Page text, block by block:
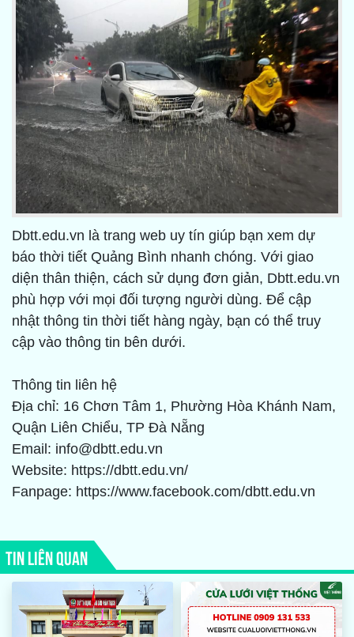
Dbtt.edu.vn là trang web uy tín giúp bạn xem dự
báo thời tiết Quảng Bình nhanh chóng. Với giao
diện thân thiện, cách sử dụng đơn giản, Dbtt.edu.vn
phù hợp với mọi đối tượng người dùng. Để cập
nhật thông tin thời tiết hàng ngày, bạn có thể truy
cập vào thông tin bên dưới.
Thông tin liên hệ
Địa chỉ: 16 Chơn Tâm 1, Phường Hòa Khánh Nam,
Quận Liên Chiểu, TP Đà Nẵng
Email: info@dbtt.edu.vn
Website: https://dbtt.edu.vn/
Fanpage: https://www.facebook.com/dbtt.edu.vn
TIN LIÊN QUAN